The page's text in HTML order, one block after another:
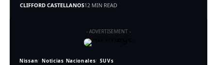
CLIFFORD CASTELLANOS12 MIN READ
- ADVERTISEMENT -
Nissan Noticias Nacionales SUVs